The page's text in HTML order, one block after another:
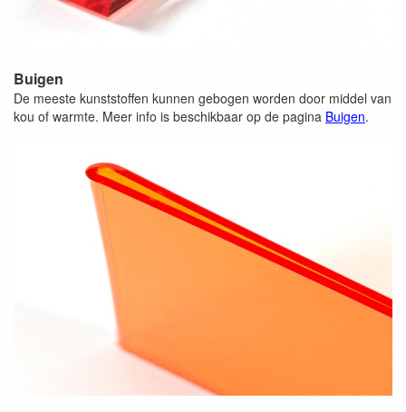
Buigen
De meeste kunststoffen kunnen gebogen worden door middel van
kou of warmte. Meer info is beschikbaar op de pagina Buigen.